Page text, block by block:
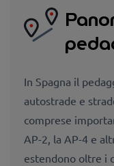
In Spagna il
autostrade e
comprese
AP-2, la AP-4 e
estendono oltre i